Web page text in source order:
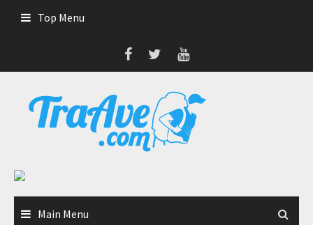
Top Menu
Main Menu